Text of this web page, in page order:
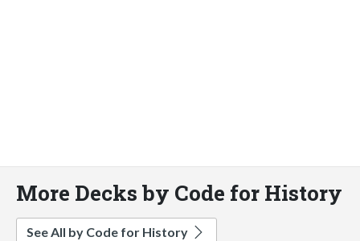
More Decks by Code for History
See All by Code for History